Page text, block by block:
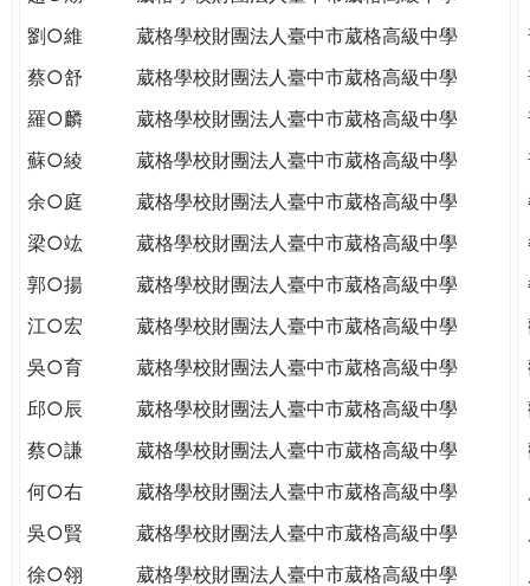
劉○維
葳格學校財團法人臺中市葳格高級中學
蔡○舒
葳格學校財團法人臺中市葳格高級中學
羅○麟
葳格學校財團法人臺中市葳格高級中學
蘇○綾
葳格學校財團法人臺中市葳格高級中學
余○庭
葳格學校財團法人臺中市葳格高級中學
梁○竑
葳格學校財團法人臺中市葳格高級中學
郭○揚
葳格學校財團法人臺中市葳格高級中學
江○宏
葳格學校財團法人臺中市葳格高級中學
吳○育
葳格學校財團法人臺中市葳格高級中學
邱○辰
葳格學校財團法人臺中市葳格高級中學
蔡○謙
葳格學校財團法人臺中市葳格高級中學
何○右
葳格學校財團法人臺中市葳格高級中學
吳○賢
葳格學校財團法人臺中市葳格高級中學
徐○翎
葳格學校財團法人臺中市葳格高級中學